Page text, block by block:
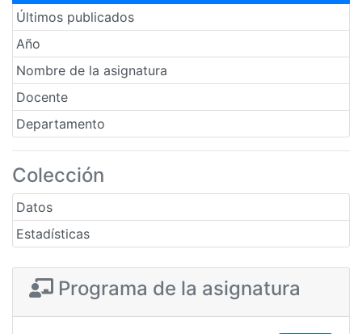
Últimos publicados
Año
Nombre de la asignatura
Docente
Departamento
Colección
Datos
Estadísticas
Programa de la asignatura